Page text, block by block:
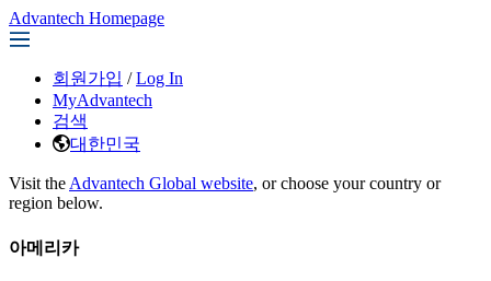
Advantech Homepage
회원가입 / Log In
MyAdvantech
검색
대한민국
Visit the Advantech Global website, or choose your country or
region below.
아메리카